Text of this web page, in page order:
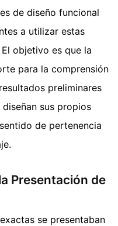
de diseño funcional
a utilizar estas
objetivo es que la
para la comprensión
preliminares
sus propios
de pertenencia
Presentación de
se presentaban